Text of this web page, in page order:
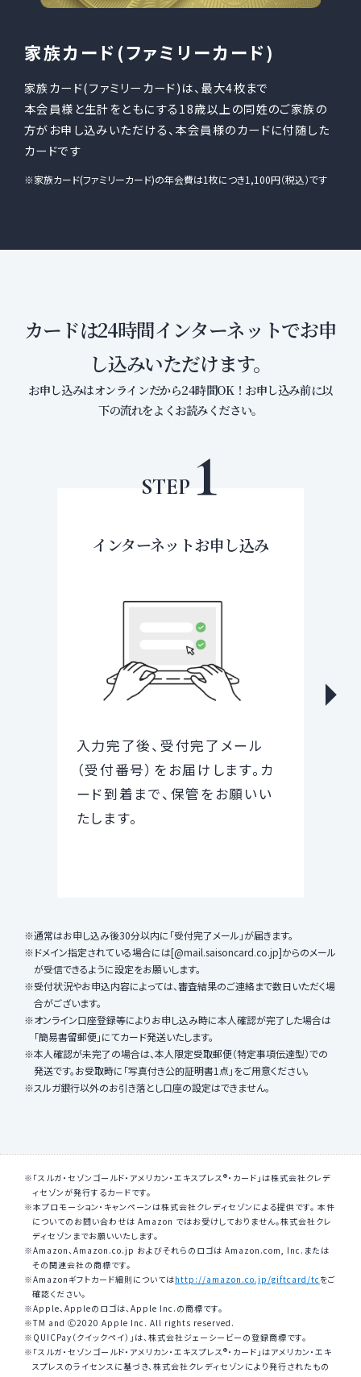
家族カード(ファミリーカード)
家族カード(ファミリーカード)は、最大4枚まで
本会員様と生計をともにする18歳以上の同姓のご家族の
方がお申し込みいただける、本会員様のカードに付随した
カードです
家族カード(ファミリーカード)の年会費は1枚につき1,100円（税込）です
カードは24時間インターネットでお申
し込みいただけます。
お申し込みはオンラインだから24時間OK！お申し込み前に以
下の流れをよくお読みください。
インターネットお申し込み
入力完了後、受付完了メール
（受付番号）をお届けします。カ
ード到着まで、保管をお願いい
たします。
通常はお申し込み後30分以内に「受付完了メール」が届きます。
ドメイン指定されている場合には[@mail.saisoncard.co.jp]からのメール
が受信できるように設定をお願いします。
受付状況やお申込内容によっては、審査結果のご連絡まで数日いただく場
合がございます。
オンライン口座登録等によりお申し込み時に本人確認が完了した場合は
「簡易書留郵便」にてカード発送いたします。
本人確認が未完了の場合は、本人限定受取郵便（特定事項伝達型）での
発送です。お受取時に「写真付き公的証明書1点」をご用意ください。
スルガ銀行以外のお引き落とし口座の設定はできません。
「スルガ・セゾンゴールド・アメリカン・エキスプレス®・カード」は株式会社クレデ
ィセゾンが発行するカードです。
本プロモーション・キャンペーンは株式会社クレディセゾンによる提供です。 本件
についてのお問い合わせは Amazon ではお受けしておりません。株式会社クレ
ディセゾンまでお願いいたします。
Amazon、Amazon.co.jp およびそれらのロゴは Amazon.com, Inc.または
その関連会社の商標です。
Amazonギフトカード細則についてはhttp://amazon.co.jp/giftcard/tc をご
確認ください。
Apple、Appleのロゴは、Apple Inc.の商標です。
TM and Ⓒ2020 Apple Inc. All rights reserved.
QUICPay（クイックペイ）」は、株式会社ジェーシービーの登録商標です。
「スルガ・セゾンゴールド・アメリカン・エキスプレス®・カード」はアメリカン・エキ
スプレスのライセンスに基づき、株式会社クレディセゾンにより発行されたもの